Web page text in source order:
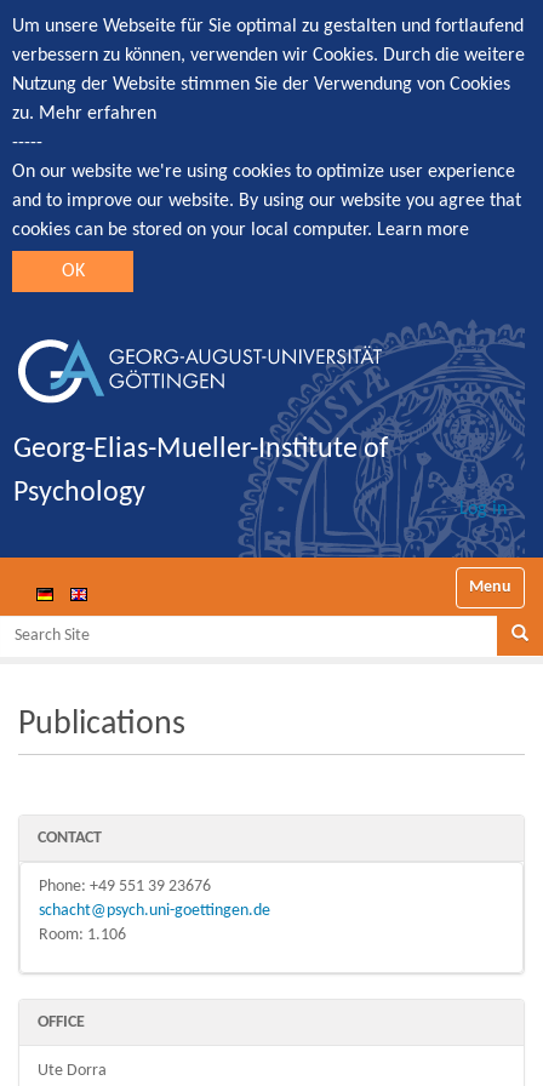
Um unsere Webseite für Sie optimal zu gestalten und fortlaufend
verbessern zu können, verwenden wir Cookies. Durch die weitere
Nutzung der Website stimmen Sie der Verwendung von Cookies
zu. Mehr erfahren
-----
On our website we're using cookies to optimize user experience
and to improve our website. By using our website you agree that
cookies can be stored on your local computer. Learn more
OK
Georg-Elias-Mueller-Institute of
Psychology
Log in
Toggle
Search Site
Publications
CONTACT
Phone: +49 551 39 23676
schacht@psych.uni-goettingen.de
Room: 1.106
OFFICE
Ute Dorra